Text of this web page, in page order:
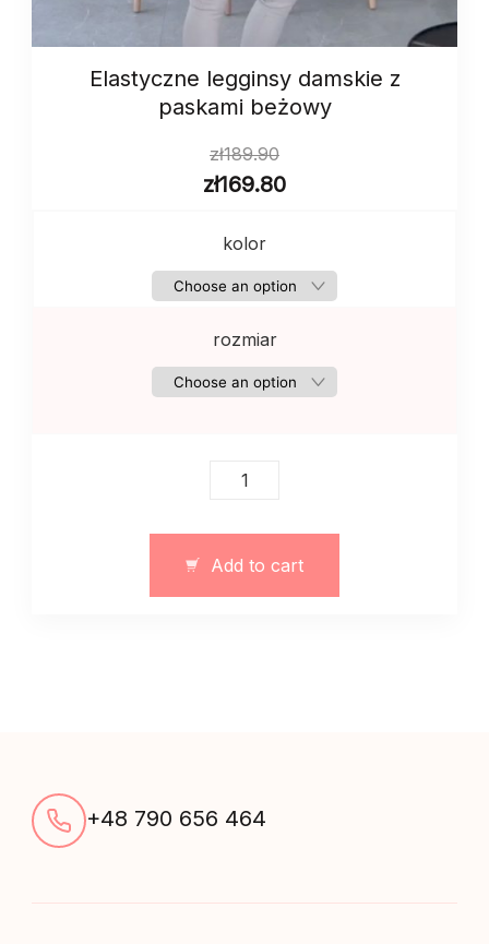
Elastyczne legginsy damskie z
paskami beżowy
zł189.90
zł169.80
kolor
rozmiar
Elastyczne
paskami
beżowy
Add to cart
+48 790 656 464